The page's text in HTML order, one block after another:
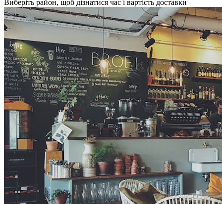
Виберіть район, щоб дізнатися час і вартість доставки